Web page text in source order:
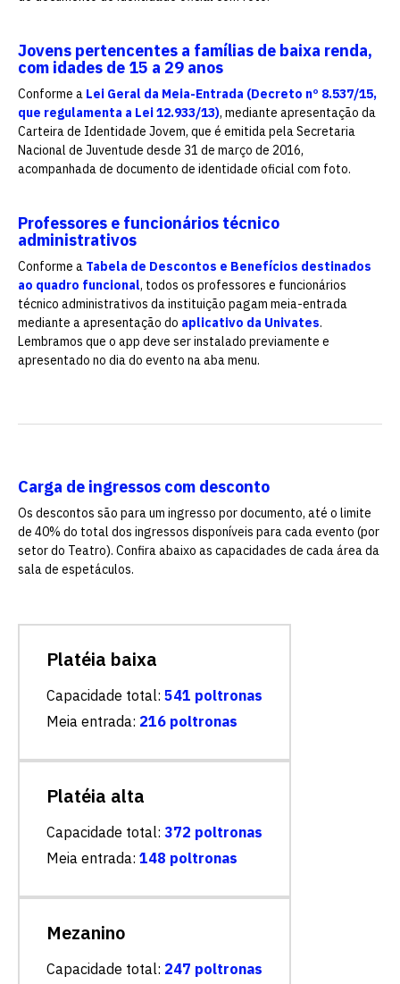
Jovens pertencentes a famílias de baixa renda,
com idades de 15 a 29 anos
Conforme a Lei Geral da Meia-Entrada (Decreto nº 8.537/15,
que regulamenta a Lei 12.933/13), mediante apresentação da
Carteira de Identidade Jovem, que é emitida pela Secretaria
Nacional de Juventude desde 31 de março de 2016,
acompanhada de documento de identidade oficial com foto.
Professores e funcionários técnico
administrativos
Conforme a Tabela de Descontos e Benefícios destinados
ao quadro funcional, todos os professores e funcionários
técnico administrativos da instituição pagam meia-entrada
mediante a apresentação do aplicativo da Univates.
Lembramos que o app deve ser instalado previamente e
apresentado no dia do evento na aba menu.
Carga de ingressos com desconto
Os descontos são para um ingresso por documento, até o limite
de 40% do total dos ingressos disponíveis para cada evento (por
setor do Teatro). Confira abaixo as capacidades de cada área da
sala de espetáculos.
Platéia baixa
Capacidade total: 541 poltronas
Meia entrada: 216 poltronas
Platéia alta
Capacidade total: 372 poltronas
Meia entrada: 148 poltronas
Mezanino
Capacidade total: 247 poltronas
Escolha a vaga que você
quer concorrer:
vagas para início de curso